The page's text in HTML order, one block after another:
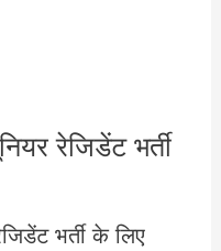
रेजिडेंट भर्ती
भर्ती के लिए